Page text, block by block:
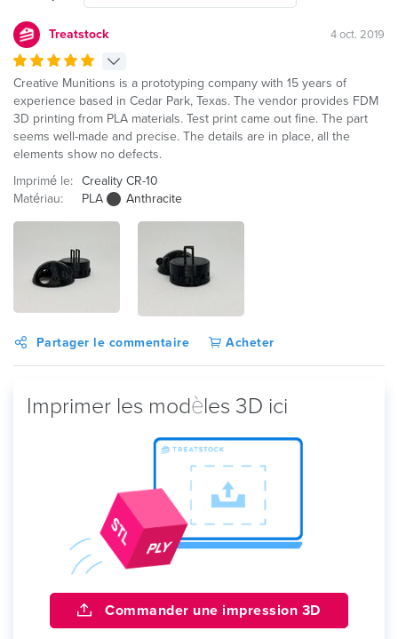
Treatstock 4 oct. 2019
Creative Munitions is a prototyping company with 15 years of
experience based in Cedar Park, Texas. The vendor provides FDM
3D printing from PLA materials. Test print came out fine. The part
seems well-made and precise. The details are in place, all the
elements show no defects.
Imprimé le: Creality CR-10
Matériau:
PLA Anthracite
Partager le commentaire Acheter
Imprimer les modèles 3D ici
Commander une impression 3D